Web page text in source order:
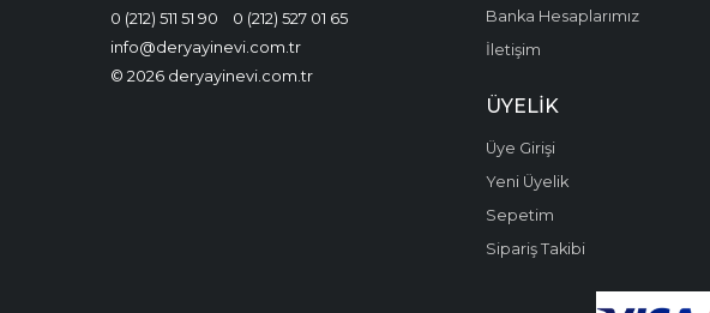
0 (212) 511 51 90
0 (212) 527 01 65
info@deryayinevi.com.tr
© 2026 deryayinevi.com.tr
Banka Hesaplarımız
İletişim
ÜYELIK
Üye Girişi
Yeni Üyelik
Sepetim
Sipariş Takibi